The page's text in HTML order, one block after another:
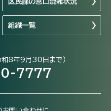
組織一覧
和8年9月30日まで）
7777